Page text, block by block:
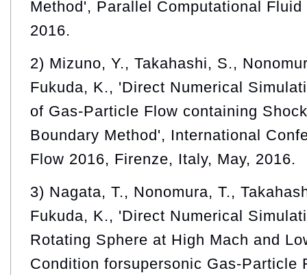
Method', Parallel Computational
2016.
2) Mizuno, Y., Takahashi, S.,
Fukuda, K., 'Direct Numerical
of Gas-Particle Flow containing
Boundary Method', International
Flow 2016, Firenze, Italy, May, 2016.
3) Nagata, T., Nonomura, T.,
Fukuda, K., 'Direct Numerical
Rotating Sphere at High Mach and
Condition forsupersonic Gas-Particle